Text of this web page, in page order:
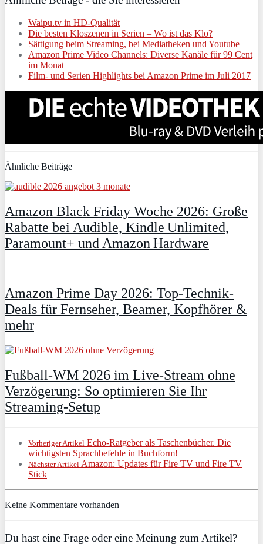
Waipu.tv in HD-Qualität
Die besten Kloszenen in Serien – Wo ist das Klo?
Sättigung beim Streaming, bei Mediatheken und Youtube
Amazon Prime Video Channels: Diverse Kanäle für 99 Cent
im Monat
Film- und Serien Highlights bei Amazon Prime im Juli 2017
Ähnliche Beiträge
Amazon Black Friday Woche 2026: Große
Rabatte bei Audible, Kindle Unlimited,
Paramount+ und Amazon Hardware
Amazon Prime Day 2026: Top-Technik-
Deals für Fernseher, Beamer, Kopfhörer &
mehr
Fußball-WM 2026 im Live-Stream ohne
Verzögerung: So optimieren Sie Ihr
Streaming-Setup
Vorheriger Artikel Echo-Ratgeber als Taschenbücher. Die
wichtigsten Sprachbefehle in Buchform!
Nächster Artikel Amazon: Updates für Fire TV und Fire TV
Stick
Keine Kommentare vorhanden
Du hast eine Frage oder eine Meinung zum Artikel?